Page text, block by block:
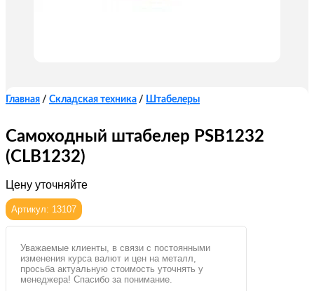
Главная / Складская техника / Штабелеры
Самоходный штабелер PSB1232
(CLB1232)
Цену уточняйте
Артикул: 13107
Уважаемые клиенты, в связи с постоянными
изменения курса валют и цен на металл,
просьба актуальную стоимость уточнять у
менеджера! Спасибо за понимание.